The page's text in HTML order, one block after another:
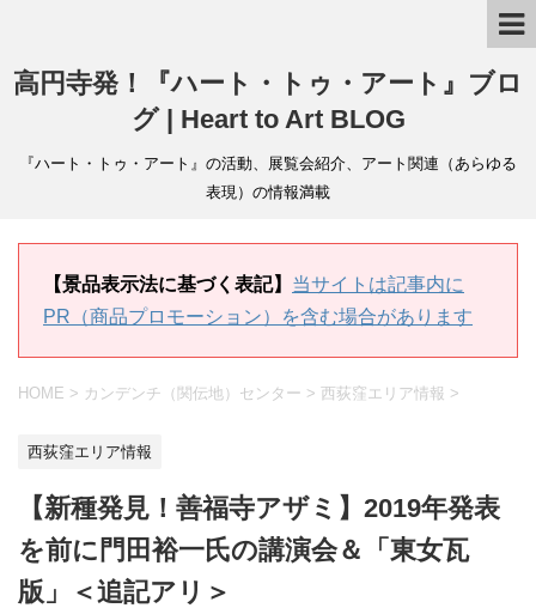
高円寺発！『ハート・トゥ・アート』ブロ
グ | Heart to Art BLOG
『ハート・トゥ・アート』の活動、展覧会紹介、アート関連（あらゆる
表現）の情報満載
【景品表示法に基づく表記】 当サイトは記事内に
PR（商品プロモーション）を含む場合があります
HOME > カンデンチ（関伝地）センター > 西荻窪エリア情報 >
西荻窪エリア情報
【新種発見！善福寺アザミ】2019年発表
を前に門田裕一氏の講演会＆「東女瓦
版」＜追記アリ＞